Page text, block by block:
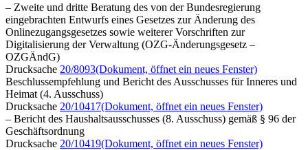
– Zweite und dritte Beratung des von der Bundesregierung
eingebrachten Entwurfs eines Gesetzes zur Änderung des
Onlinezugangsgesetzes sowie weiterer Vorschriften zur
Digitalisierung der Verwaltung (OZG-Änderungsgesetz –
OZGÄndG)
Drucksache 20/8093(Dokument, öffnet ein neues Fenster)
Beschlussempfehlung und Bericht des Ausschusses für Inneres und
Heimat (4. Ausschuss)
Drucksache 20/10417(Dokument, öffnet ein neues Fenster)
– Bericht des Haushaltsausschusses (8. Ausschuss) gemäß § 96 der
Geschäftsordnung
Drucksache 20/10419(Dokument, öffnet ein neues Fenster)